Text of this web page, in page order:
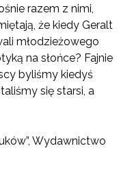
razem z nimi,
że kiedy Geralt
młodzieżowego
na słońce? Fajnie
byliśmy kiedyś
się starsi, a
Wydawnictwo